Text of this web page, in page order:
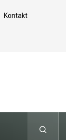
Kontakt